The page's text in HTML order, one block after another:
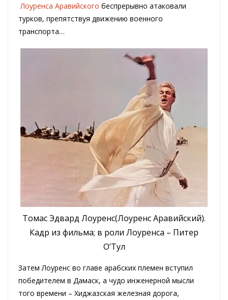
Лоуренса Аравийского беспрерывно атаковали
турков, препятствуя движению военного
транспорта…
Томас Эдвард Лоуренс(Лоуренс Аравийский).
Кадр из фильма; в роли Лоуренса – Питер
О’Тул
Затем Лоуренс во главе арабских племен вступил
победителем в Дамаск, а чудо инженерной мысли
того времени – Хиджазская железная дорога,